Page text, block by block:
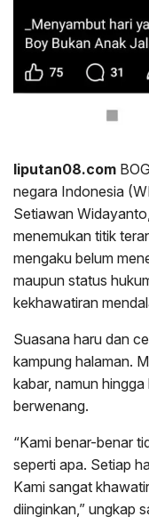
liputan08.com
negara Indonesia
Setiawan
menemukan titik
mengaku belum
maupun status
kekhawatiran
Suasana haru dan
kampung halaman.
kabar, namun
berwenang.
“Kami benar-benar
seperti apa. Setiap
Kami sangat
diinginkan,” ungkap